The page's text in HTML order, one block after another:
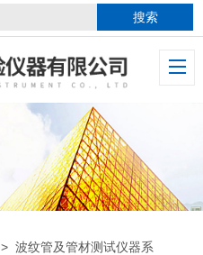
>波纹管及管材测试仪器系